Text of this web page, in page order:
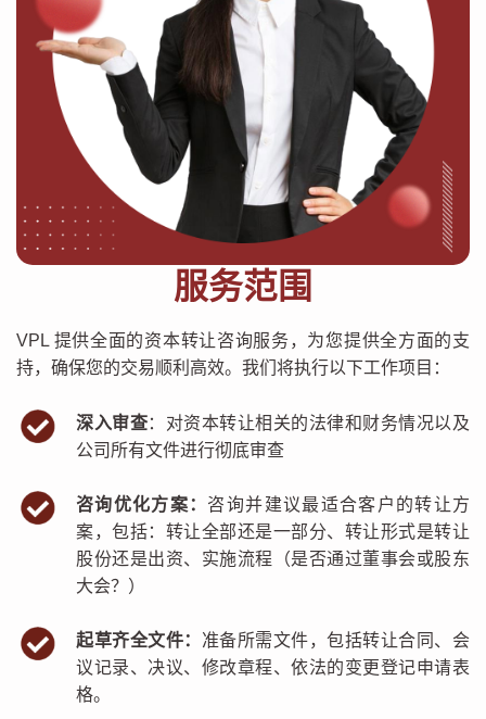
服务范围
VPL 提供全面的资本转让咨询服务，为您提供全方面的支
持，确保您的交易顺利高效。我们将执行以下工作项目：
深入审查：对资本转让相关的法律和财务情况以及
公司所有文件进行彻底审查
咨询优化方案： 咨询并建议最适合客户的转让方
案，包括：转让全部还是一部分、转让形式是转让
股份还是出资、实施流程（是否通过董事会或股东
大会？）
起草齐全文件： 准备所需文件，包括转让合同、会
议记录、决议、修改章程、依法的变更登记申请表
格。